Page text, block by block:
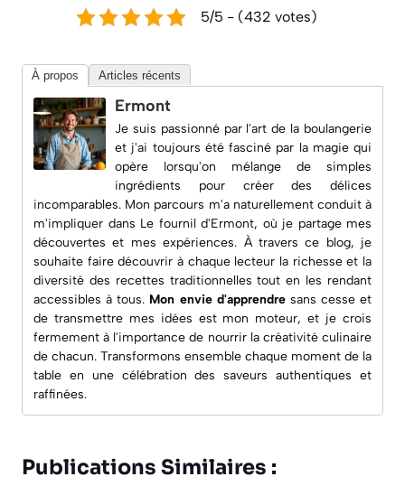
5/5 - (432 votes)
À propos Articles récents
Ermont
Je suis passionné par l'art de la boulangerie
et j'ai toujours été fasciné par la magie qui
opère lorsqu'on mélange de simples
ingrédients pour créer des délices
incomparables. Mon parcours m'a naturellement conduit à
m'impliquer dans Le fournil d'Ermont, où je partage mes
découvertes et mes expériences. À travers ce blog, je
souhaite faire découvrir à chaque lecteur la richesse et la
diversité des recettes traditionnelles tout en les rendant
accessibles à tous. Mon envie d'apprendresans cesse et
de transmettre mes idées est mon moteur, et je crois
fermement à l'importance de nourrir la créativité culinaire
de chacun. Transformons ensemble chaque moment de la
table en une célébration des saveurs authentiques et
raffinées.
Publications Similaires :